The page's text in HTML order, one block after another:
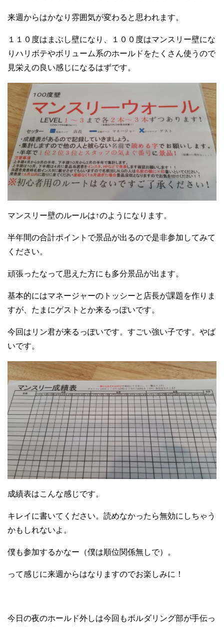
来週からはかなり雰囲気が変わると思われます。
１１０度はまぶし壁になり、１００度はマンスリー壁にな
りハリボテやボリューム系のホールドをたくさん使うので
見栄えの良い感じになるはずです。
マンスリー壁のルールは↑のようになります。
半年間の合計ポイントで景品が出るので是非参加してみて
ください。
頑張ったなって思えた方にも多分景品が出ます。
基本的にはマネージャーのトッシーと店長が課題を作りま
すが、たまにゲストとか来るっぽいです。
今回はリン君が来るっぽいです。すごい強い子です。やば
いです。
成績表はこんな感じです。
キレイに書いてください。読めなかったら無効にしちゃう
かもしれないよ。
僕も参加するかなー（僕は順位関係無しで）。
って感じに来週からはなりますのでお楽しみに！
今日の夜のホールド外しは今回もボルダリング部が手伝っ